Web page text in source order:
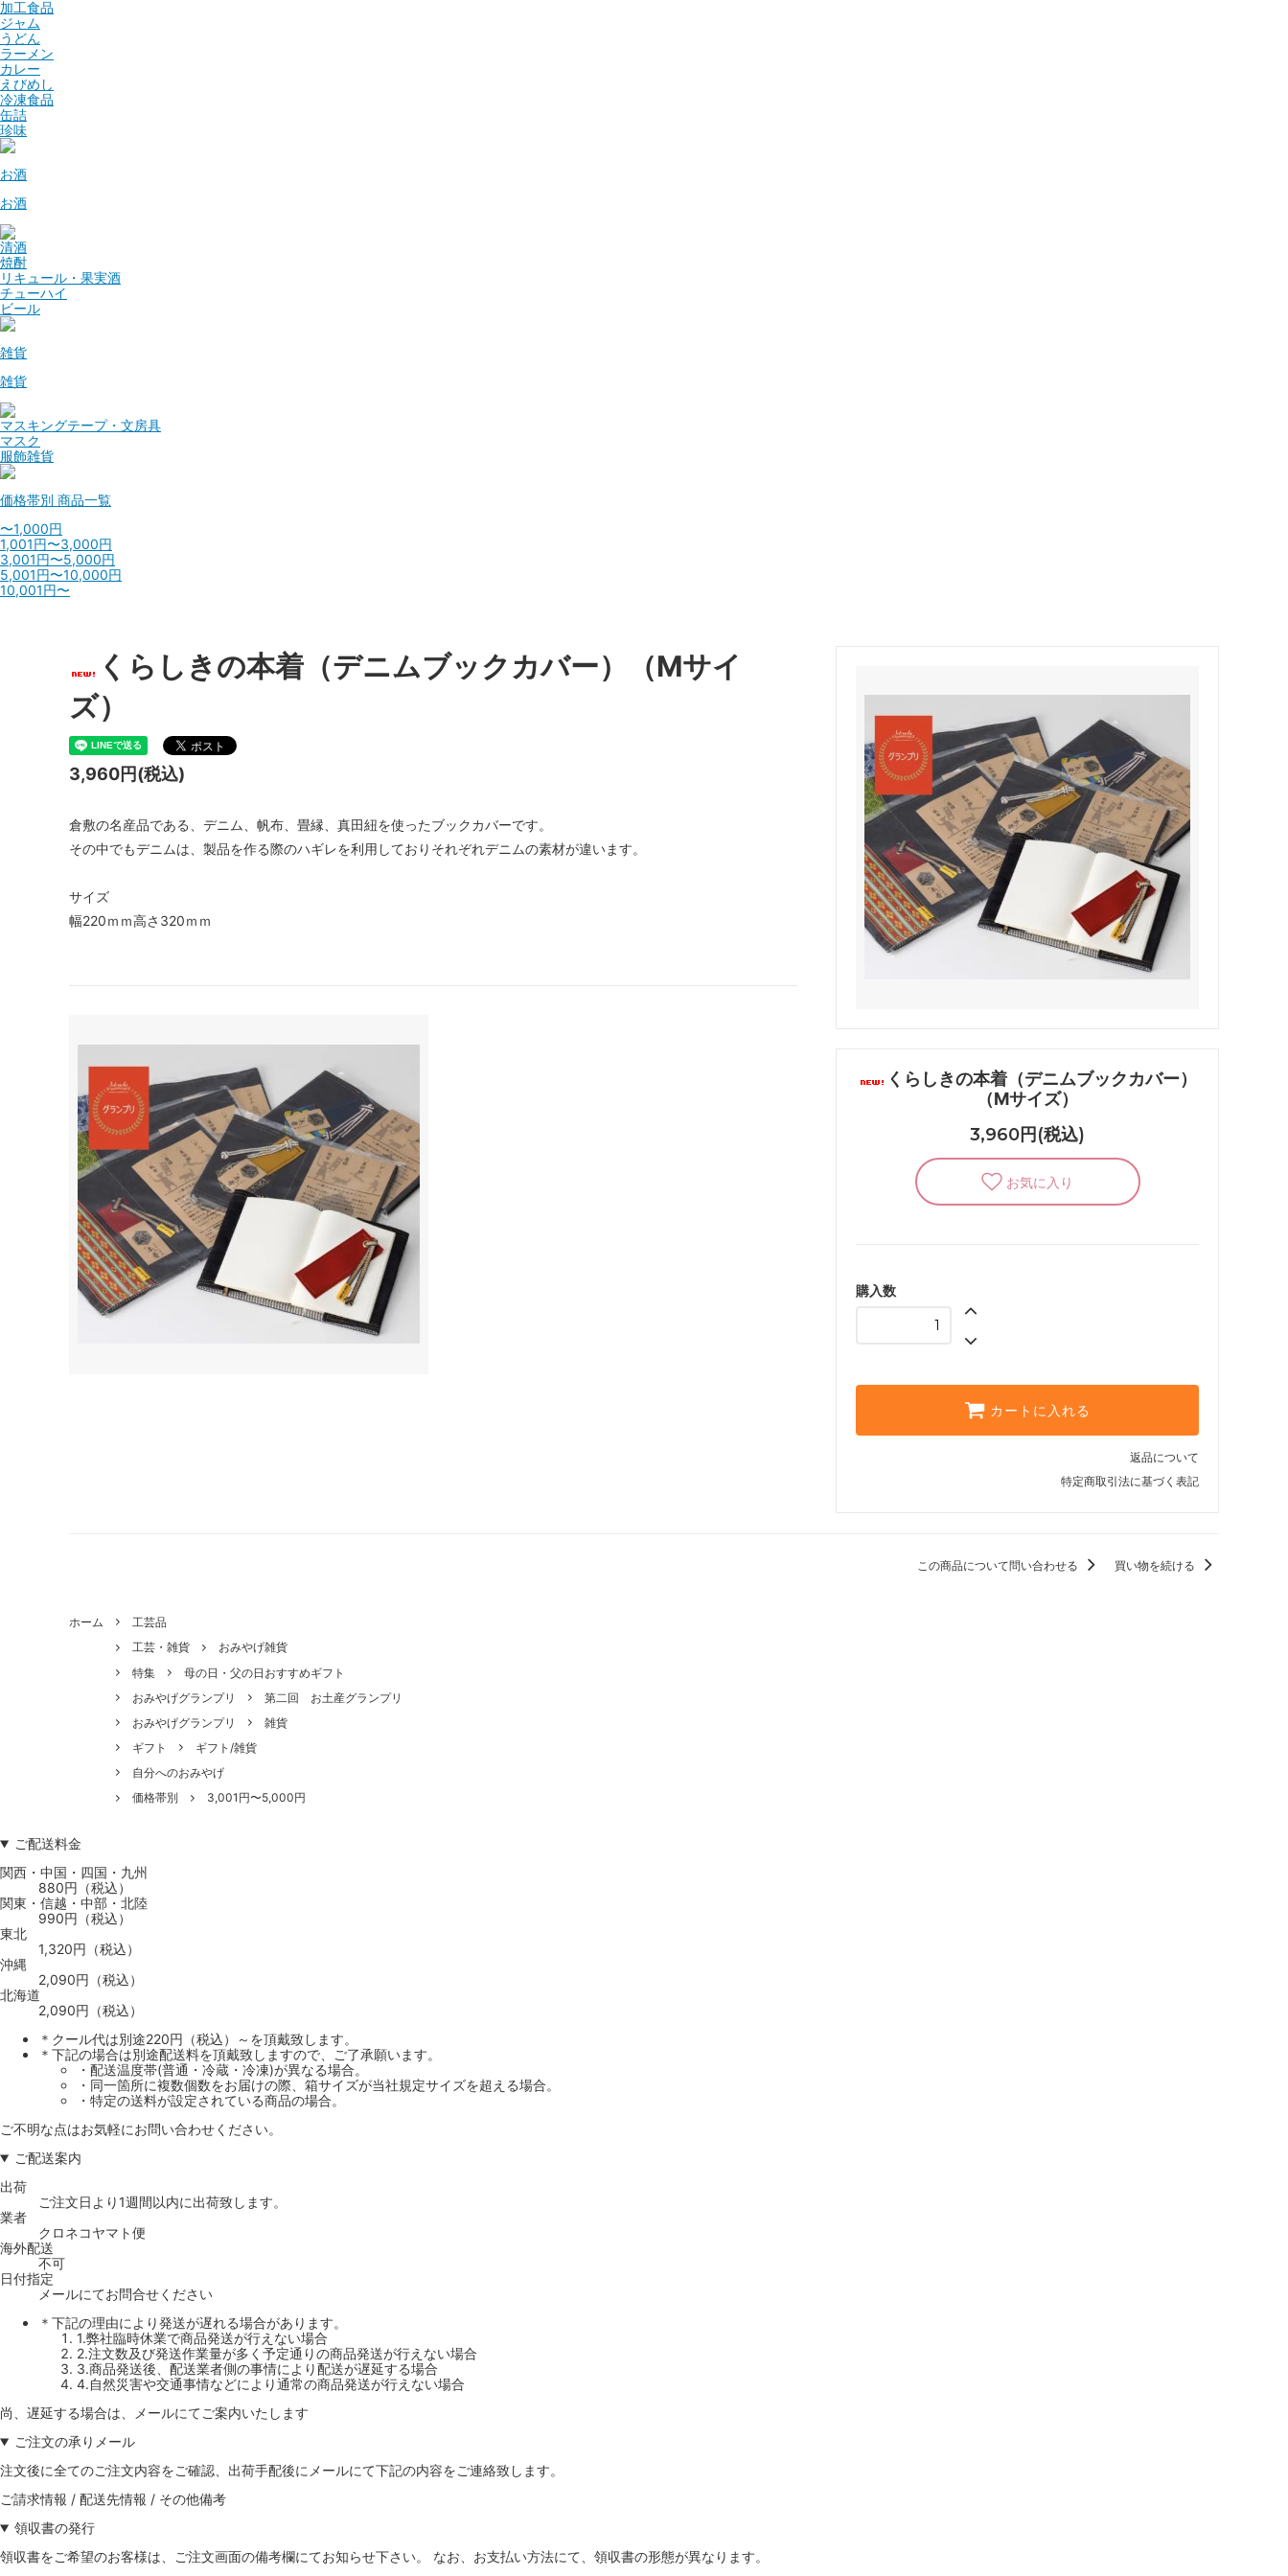
加工食品
ジャム
うどん
ラーメン
カレー
えびめし
冷凍食品
缶詰
珍味
お酒
お酒
清酒
焼酎
リキュール・果実酒
チューハイ
ビール
雑貨
雑貨
マスキングテープ・文房具
マスク
服飾雑貨
価格帯別 商品一覧
〜1,000円
1,001円〜3,000円
3,001円〜5,000円
5,001円〜10,000円
10,001円〜
くらしきの本着（デニムブックカバー）
（Mサイズ）
3,960円(税込)
購入数
カートに入れる
返品について
特定商取引法に基づく表記
くらしきの本着（デニムブックカバー）（Mサイ
ズ）
3,960円(税込)
倉敷の名産品である、デニム、帆布、畳縁、真田紐を使ったブックカバーです。
その中でもデニムは、製品を作る際のハギレを利用しておりそれぞれデニムの素材が違います。
サイズ
幅220ｍｍ高さ320ｍｍ
この商品について問い合わせる 買い物を続ける
ホーム
工芸品
工芸・雑貨
おみやげ雑貨
特集
母の日・父の日おすすめギフト
おみやげグランプリ
第二回 お土産グランプリ
おみやげグランプリ
雑貨
ギフト
ギフト/雑貨
自分へのおみやげ
価格帯別
3,001円〜5,000円
ご配送料金
関西・中国・四国・九州
880円（税込）
関東・信越・中部・北陸
990円（税込）
東北
1,320円（税込）
沖縄
2,090円（税込）
北海道
2,090円（税込）
＊クール代は別途220円（税込）～を頂戴致します。
＊下記の場合は別途配送料を頂戴致しますので、ご了承願います。
・配送温度帯(普通・冷蔵・冷凍)が異なる場合。
・同一箇所に複数個数をお届けの際、箱サイズが当社規定サイズを超える場合。
・特定の送料が設定されている商品の場合。
ご不明な点はお気軽にお問い合わせください。
ご配送案内
出荷
ご注文日より1週間以内に出荷致します。
業者
クロネコヤマト便
海外配送
不可
日付指定
メールにてお問合せください
＊下記の理由により発送が遅れる場合があります。
1.弊社臨時休業で商品発送が行えない場合
2.注文数及び発送作業量が多く予定通りの商品発送が行えない場合
3.商品発送後、配送業者側の事情により配送が遅延する場合
4.自然災害や交通事情などにより通常の商品発送が行えない場合
尚、遅延する場合は、メールにてご案内いたします
ご注文の承りメール
注文後に全てのご注文内容をご確認、出荷手配後にメールにて下記の内容をご連絡致します。
ご請求情報 / 配送先情報 / その他備考
領収書の発行
領収書をご希望のお客様は、ご注文画面の備考欄にてお知らせ下さい。 なお、お支払い方法にて、領収書の形態が異なります。